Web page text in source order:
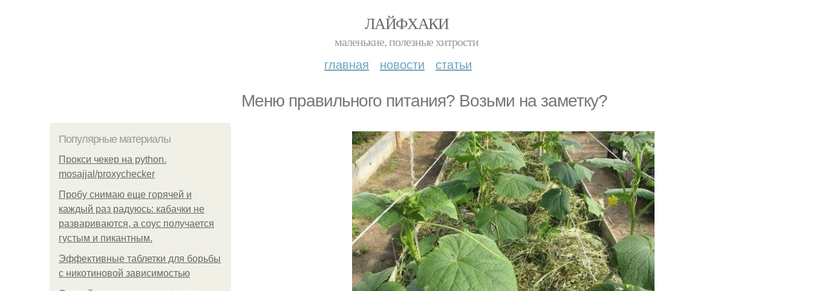
ЛАЙФХАКИ
маленькие, полезные хитрости
главная новости статьи
Меню правильного питания? Возьми на заметку?
Популярные материалы
Прокси чекер на python.
mosajjal/proxychecker
Пробу снимаю еще горячей и
каждый раз радуюсь: кабачки не
развариваются, а соус получается
густым и пикантным.
Эффективные таблетки для борьбы
с никотиновой зависимостью